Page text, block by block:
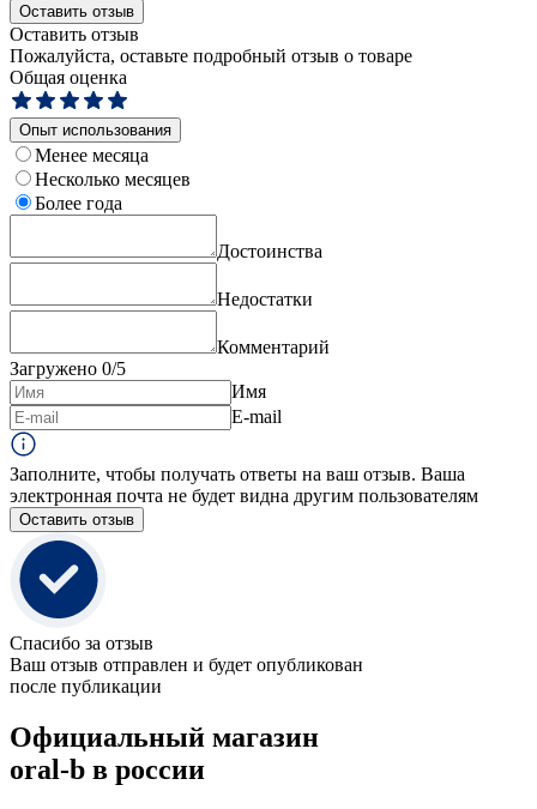
Оставить отзыв
Оставить отзыв
Пожалуйста, оставьте подробный отзыв о товаре
Общая оценка
Опыт использования
Менее месяца
Несколько месяцев
Более года
Достоинства
Недостатки
Комментарий
Загружено 0/5
Имя
E-mail
Заполните, чтобы получать ответы на ваш отзыв. Ваша
электронная почта не будет видна другим пользователям
Оставить отзыв
Спасибо за отзыв
Ваш отзыв отправлен и будет опубликован
после публикации
Официальный магазин
oral-b в россии